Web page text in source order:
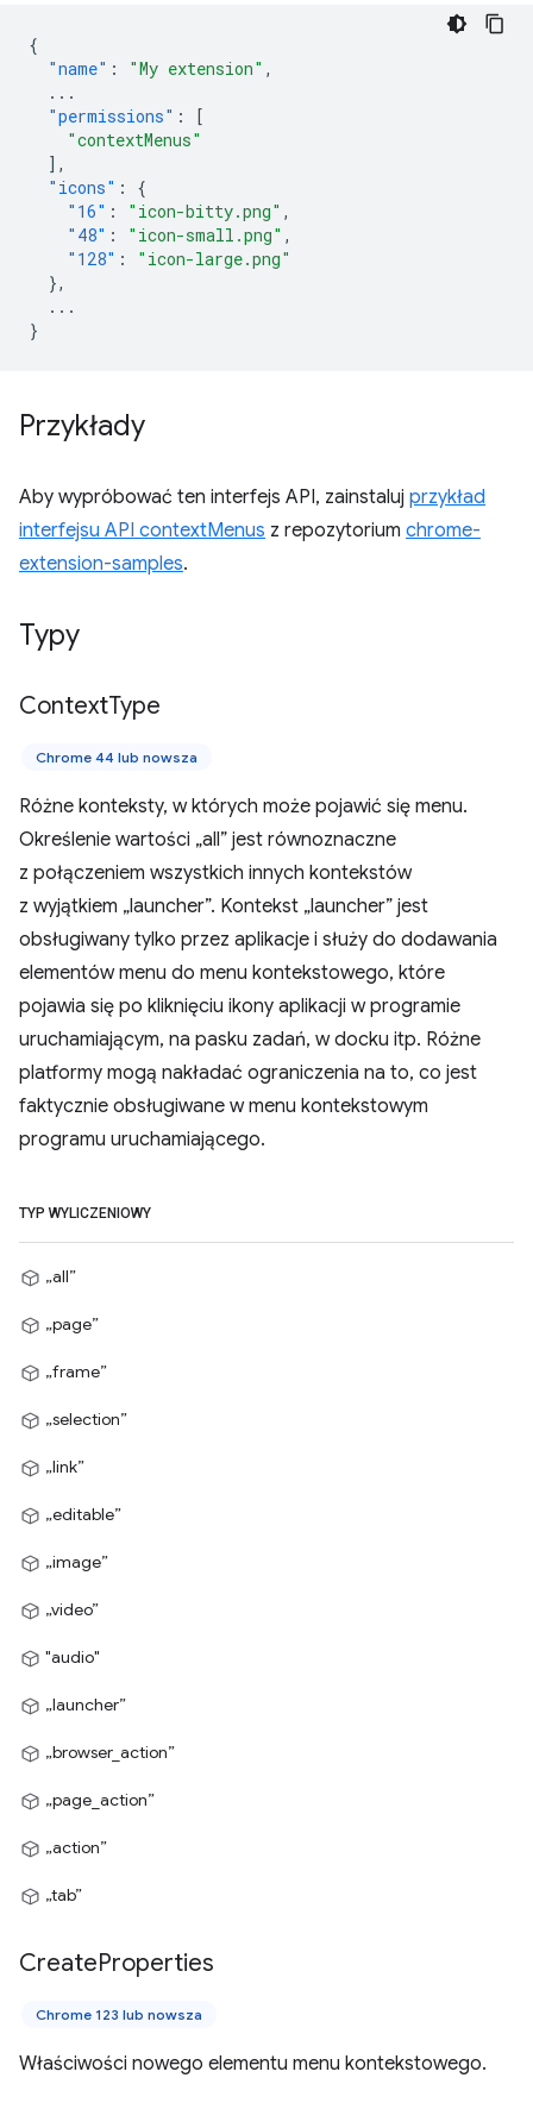
{
"name" : "My extension" ,
...
"permissions" :
[
"contextMenus"
],
"icons" :
{
"16" : "icon-bitty.png" ,
"48" : "icon-small.png" ,
"128" :
"icon-large.png"
},
...
}
Przykłady
Aby wypróbować ten interfejs API, zainstaluj przykład
interfejsu API contextMenus z repozytorium chrome-
extension-samples.
Typy
ContextType
Chrome 44 lub nowsza
Różne konteksty, w których może pojawić się menu.
Określenie wartości „all” jest równoznaczne
z połączeniem wszystkich innych kontekstów
z wyjątkiem „launcher”. Kontekst „launcher” jest
obsługiwany tylko przez aplikacje i służy do dodawania
elementów menu do menu kontekstowego, które
pojawia się po kliknięciu ikony aplikacji w programie
uruchamiającym, na pasku zadań, w docku itp. Różne
platformy mogą nakładać ograniczenia na to, co jest
faktycznie obsługiwane w menu kontekstowym
programu uruchamiającego.
TYP WYLICZENIOWY
„all”
„page”
„frame”
„selection”
„link”
„editable”
„image”
„video”
"audio"
„launcher”
„browser_action”
„page_action”
„action”
„tab”
CreateProperties
Chrome 123 lub nowsza
Właściwości nowego elementu menu kontekstowego.